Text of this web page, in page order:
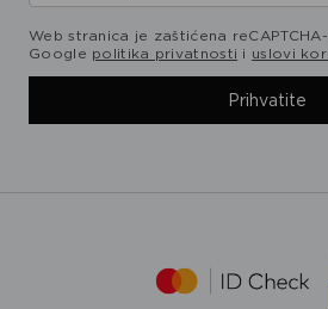
Web stranica je zaštićena
Google politika privatnosti i uslovi
Prihvatite